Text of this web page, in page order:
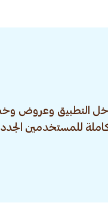
التطبيق وعروض
للمستخدمين